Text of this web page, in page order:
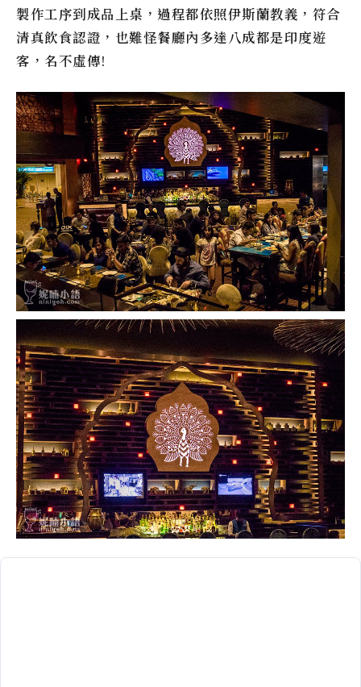
製作工序到成品上桌，過程都依照伊斯蘭教義，符合
清真飲食認證，也難怪餐廳內多達八成都是印度遊
客，名不虛傳!